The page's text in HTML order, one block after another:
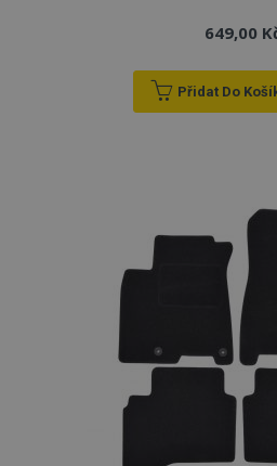
649,00
Přidat Do